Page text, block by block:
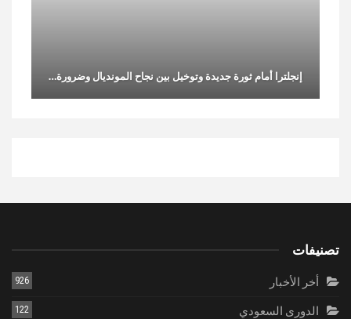
إنجلترا أمام ثورة جديدة وتوخيل بين نجاح المونديال وضرورة…
تصنيفات
أخر الأخبار 926
الدورى السعودي 122